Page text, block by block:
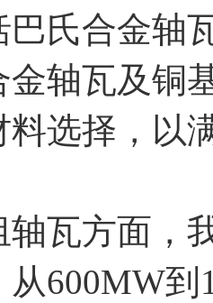
巴氏合金轴
金轴瓦及铜
料选择，以
轴瓦方面，
从600MW